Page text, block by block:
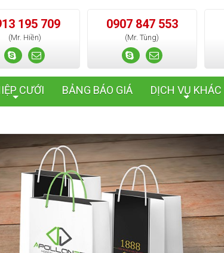
195 709
(Mr. Hiền)
0907 847 553
(Mr. Tùng)
+
CƯỚI BẢNG BÁO GIÁ
+
DỊCH VỤ KHÁC